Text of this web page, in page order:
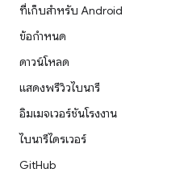
ที่เก็บสำหรับ Android
ข้อกำหนด
ดาวน์โหลด
แสดงพรีวิวไบนารี
อิมเมจเวอร์ชันโรงงาน
ไบนารีไดรเวอร์
GitHub